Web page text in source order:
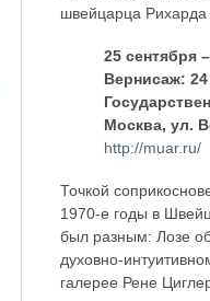
швейцарца Рихарда
25 сентября
Вернисаж:
Москва, ул.
http://muar.ru/
Точкой
1970-е годы в
был разным: Лозе
духовно-
галерее Рене